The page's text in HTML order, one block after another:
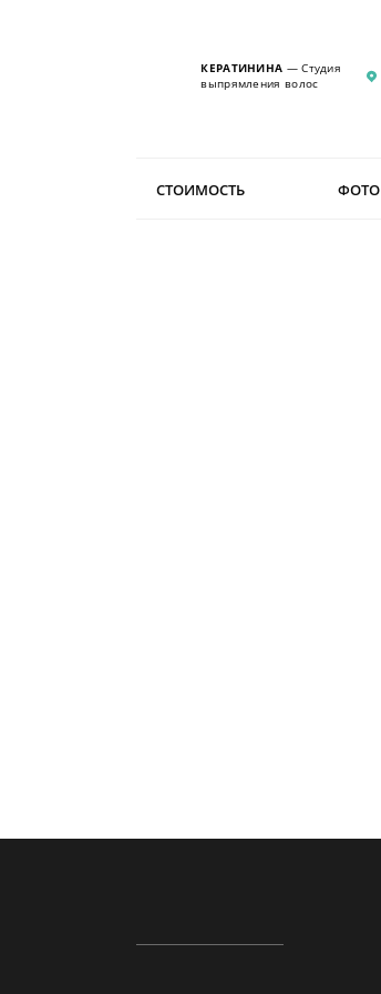
КЕРАТИНИНА — Студия
выпрямления волос
СТОИМОСТЬ ФОТО